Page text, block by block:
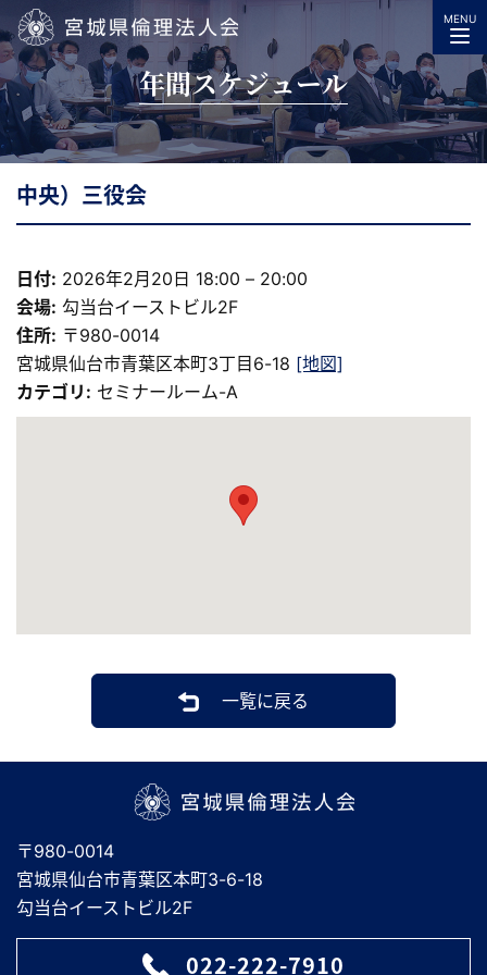
宮城県倫理法人会
MENU
年間スケジュール
中央）三役会
日付: 2026年2月20日 18:00 – 20:00
会場: 勾当台イーストビル2F
住所: 〒980-0014
宮城県仙台市青葉区本町3丁目6-18 [地図]
カテゴリ: セミナールーム-A
一覧に戻る
〒980-0014
宮城県仙台市青葉区本町3-6-18
勾当台イーストビル2F
022-222-7910